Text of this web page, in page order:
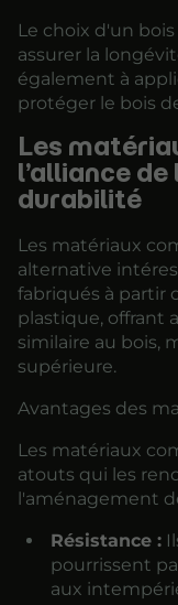
Le choix d'un
assurer la
également à
protéger le bois
Les
l’alliance
durabilité
Les matériaux
alternative
fabriqués à partir
plastique, offrant
similaire au bois,
supérieure.
Avantages des
Les matériaux
atouts qui les
l'aménagement
Résistance :
pourrissent
aux